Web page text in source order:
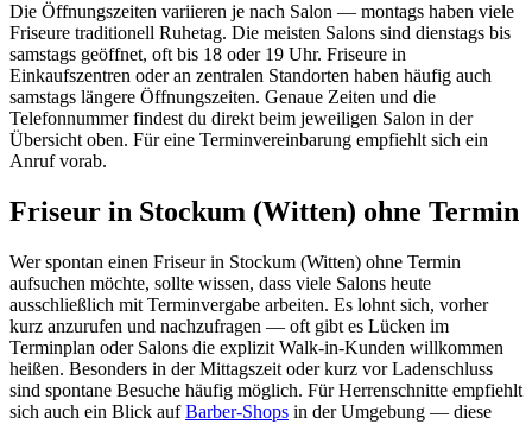
Die Öffnungszeiten variieren je nach Salon — montags haben viele
Friseure traditionell Ruhetag. Die meisten Salons sind dienstags bis
samstags geöffnet, oft bis 18 oder 19 Uhr. Friseure in
Einkaufszentren oder an zentralen Standorten haben häufig auch
samstags längere Öffnungszeiten. Genaue Zeiten und die
Telefonnummer findest du direkt beim jeweiligen Salon in der
Übersicht oben. Für eine Terminvereinbarung empfiehlt sich ein
Anruf vorab.
Friseur in Stockum (Witten) ohne Termin
Wer spontan einen Friseur in Stockum (Witten) ohne Termin
aufsuchen möchte, sollte wissen, dass viele Salons heute
ausschließlich mit Terminvergabe arbeiten. Es lohnt sich, vorher
kurz anzurufen und nachzufragen — oft gibt es Lücken im
Terminplan oder Salons die explizit Walk-in-Kunden willkommen
heißen. Besonders in der Mittagszeit oder kurz vor Ladenschluss
sind spontane Besuche häufig möglich. Für Herrenschnitte empfiehlt
sich auch ein Blick aufBarber-Shops in der Umgebung — diese